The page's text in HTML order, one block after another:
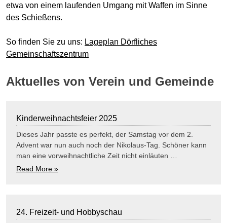
etwa von einem laufenden Umgang mit Waffen im Sinne
des Schießens.
So finden Sie zu uns: Lageplan Dörfliches
Gemeinschaftszentrum
Aktuelles von Verein und Gemeinde
Kinderweihnachtsfeier 2025
Dieses Jahr passte es perfekt, der Samstag vor dem 2.
Advent war nun auch noch der Nikolaus-Tag. Schöner kann
man eine vorweihnachtliche Zeit nicht einläuten …
Read More »
24. Freizeit- und Hobbyschau